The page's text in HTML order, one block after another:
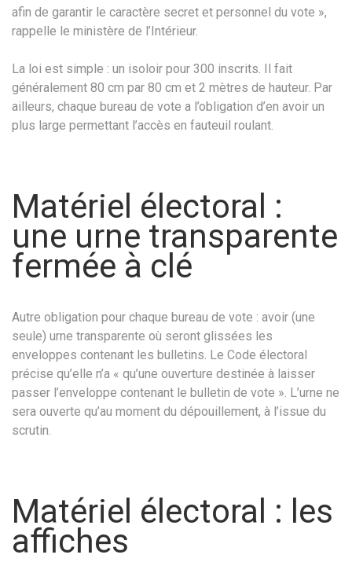
afin de garantir le caractère secret et personnel du vote »,
rappelle le ministère de l’Intérieur.
La loi est simple : un isoloir pour 300 inscrits. Il fait
généralement 80 cm par 80 cm et 2 mètres de hauteur. Par
ailleurs, chaque bureau de vote a l’obligation d’en avoir un
plus large permettant l’accès en fauteuil roulant.
Matériel électoral :
une urne transparente
fermée à clé
Autre obligation pour chaque bureau de vote : avoir (une
seule) urne transparente où seront glissées les
enveloppes contenant les bulletins. Le Code électoral
précise qu’elle n’a « qu’une ouverture destinée à laisser
passer l’enveloppe contenant le bulletin de vote ». L’urne ne
sera ouverte qu’au moment du dépouillement, à l’issue du
scrutin.
Matériel électoral : les
affiches